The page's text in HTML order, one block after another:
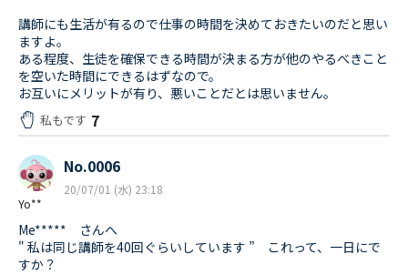
講師にも生活が有るので仕事の時間を決めておきたいのだと思い
ますよ。
ある程度、生徒を確保できる時間が決まる方が他のやるべきこと
を空いた時間にできるはずなので。
お互いにメリットが有り、悪いことだとは思いません。
私もです 7
Yo**
No.0006
20/07/01 (水) 23:18
Me***** さんへ
" 私は同じ講師を40回ぐらいしています ” これって、一日にで
すか？